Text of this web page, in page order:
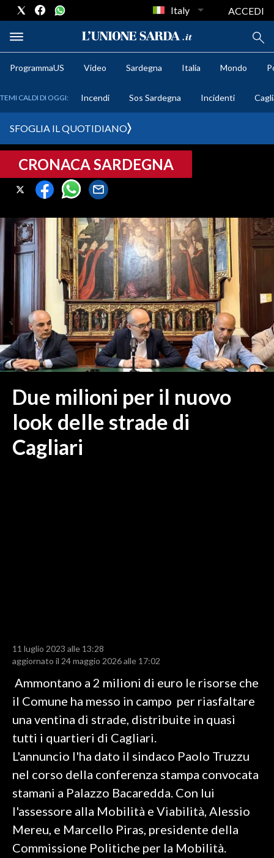
VIDEO
CAGLIARI
PROVINCIA DI CAGLIARI
SULCIS IGLESIENTE
MEDIO CAMPIDANO
ORISTANO E PROVINCIA
SASSARI E PROVINCIA
GALLURA
NUORO E PROVINCIA
OGLIASTRA
AGENDA
CRONACA
ITALIA
MONDO
RISULTATI E CLASSIFICHE
CALCIO
CALCIO REGIONALE
BASKET
VOLLEY
MOTORI
TENNIS
ALTRI SPORT
CULTURA
SPETTACOLI
Italy ACCEDI
ProgrammaUS Video Sardegna Italia Mondo
TEMI CALDI DI OGGI: Incendi Sos Sardegna Incidenti
SFOGLIA IL QUOTIDIANO
CRONACA SARDEGNA
Due milioni per il nuovo
look delle strade di
Cagliari
11 luglio 2023 alle 13:28
aggiornato il 24 maggio 2026 alle 17:02
Ammontano a 2 milioni di euro le risorse che
il Comune ha messo in campo per riasfaltare
una ventina di strade, distribuite in quasi
tutti i quartieri di Cagliari.
L'annuncio l'ha dato il sindaco Paolo Truzzu
nel corso della conferenza stampa convocata
stamani a Palazzo Bacaredda. Con lui
l'assessore alla Mobilità e Viabilità, Alessio
Mereu, e Marcello Piras, presidente della
Commissione Politiche per la Mobilità.